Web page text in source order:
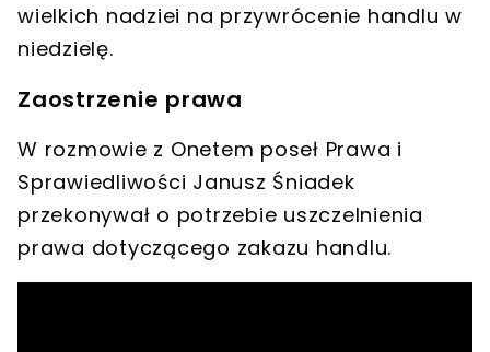
wielkich nadziei na przywrócenie handlu w
niedzielę.
Zaostrzenie prawa
W rozmowie z Onetem poseł Prawa i
Sprawiedliwości Janusz Śniadek
przekonywał o potrzebie uszczelnienia
prawa dotyczącego zakazu handlu.